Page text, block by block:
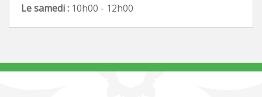
Le samedi : 10h00 - 12h00